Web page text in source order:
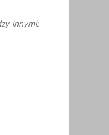
innymi: